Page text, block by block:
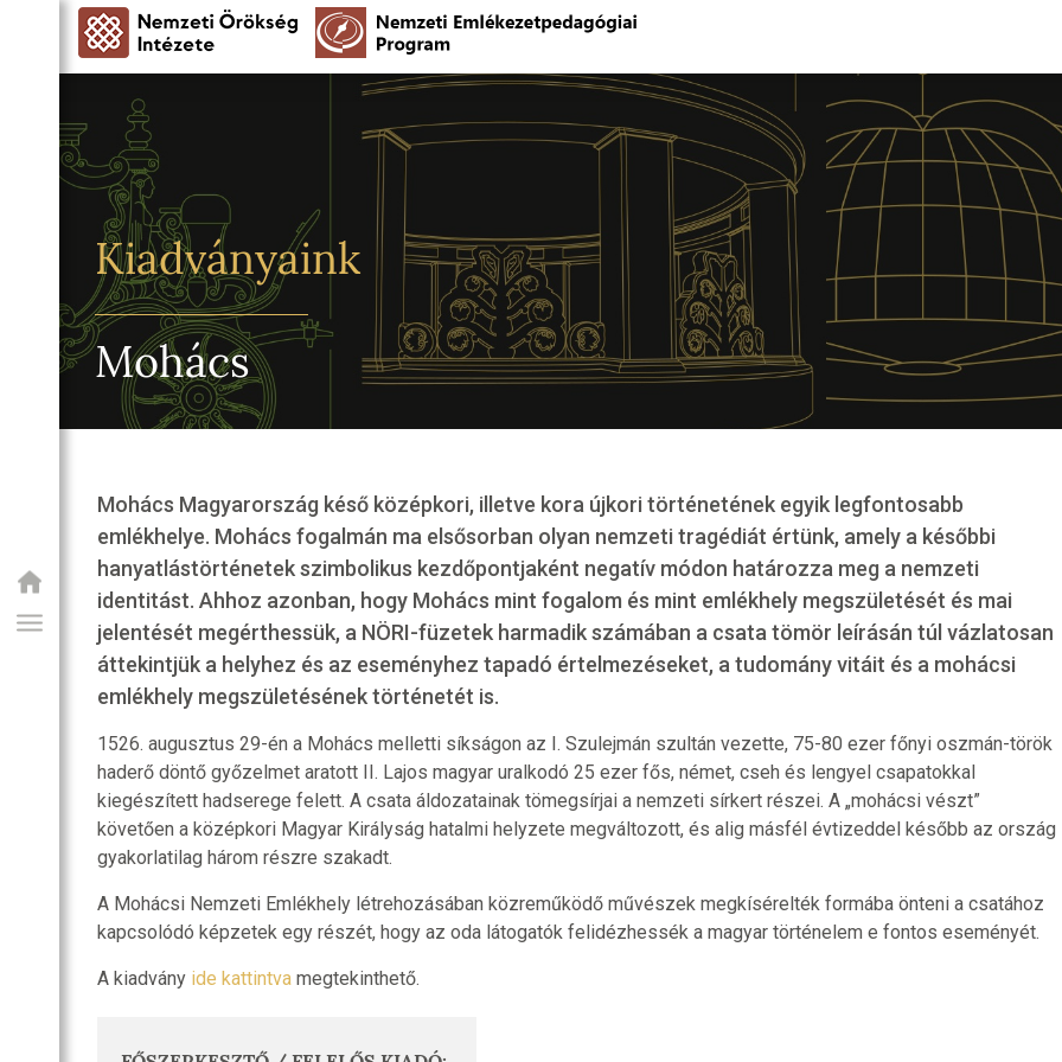
PROGRAM
Kiadványaink
Mohács
Mohács Magyarország késő középkori, illetve kora újkori történetének egyik legfontosabb
emlékhelye. Mohács fogalmán ma elsősorban olyan nemzeti tragédiát értünk, amely a későbbi
hanyatlástörténetek szimbolikus kezdőpontjaként negatív módon határozza meg a nemzeti
identitást. Ahhoz azonban, hogy Mohács mint fogalom és mint emlékhely megszületését és mai
jelentését megérthessük, a NÖRI-füzetek harmadik számában a csata tömör leírásán túl vázlatosan
áttekintjük a helyhez és az eseményhez tapadó értelmezéseket, a tudomány vitáit és a mohácsi
emlékhely megszületésének történetét is.
1526. augusztus 29-én a Mohács melletti síkságon az I. Szulejmán szultán vezette, 75-80 ezer főnyi oszmán-török
haderő döntő győzelmet aratott II. Lajos magyar uralkodó 25 ezer fős, német, cseh és lengyel csapatokkal
kiegészített hadserege felett. A csata áldozatainak tömegsírjai a nemzeti sírkert részei. A „mohácsi vészt”
követően a középkori Magyar Királyság hatalmi helyzete megváltozott, és alig másfél évtizeddel később az ország
gyakorlatilag három részre szakadt.
A Mohácsi Nemzeti Emlékhely létrehozásában közreműködő művészek megkísérelték formába önteni a csatához
kapcsolódó képzetek egy részét, hogy az oda látogatók felidézhessék a magyar történelem e fontos eseményét.
A kiadvány ide kattintva megtekinthető.